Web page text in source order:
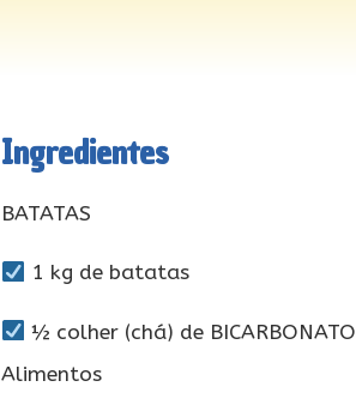
Ingredientes
BATATAS
1 kg de batatas
½ colher (chá) de
Alimentos